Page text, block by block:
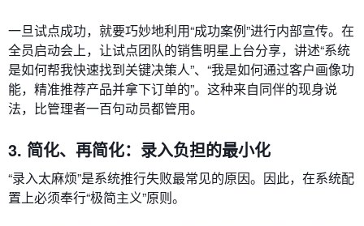
一旦试点成功，就要巧妙地利用“成功案例”进行内部宣传。在
全员启动会上，让试点团队的销售明星上台分享，讲述“系统
是如何帮我快速找到关键决策人”、“我是如何通过客户画像功
能，精准推荐产品并拿下订单的”。这种来自同伴的现身说
法，比管理者一百句动员都管用。
3. 简化、再简化：录入负担的最小化
“录入太麻烦”是系统推行失败最常见的原因。因此，在系统配
置上必须奉行“极简主义”原则。